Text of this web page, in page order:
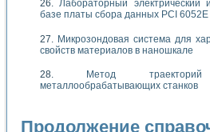
Лабораторный
базе платы сбора данных PCI 6052E
Микрозондовая система для
свойств материалов в наношкале
Метод
металлообрабатывающих станков
Продолжение